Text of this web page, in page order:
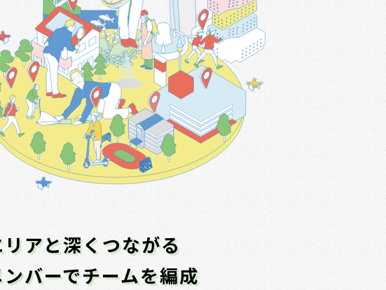
リアと深くつながる
ンバーでチームを編成